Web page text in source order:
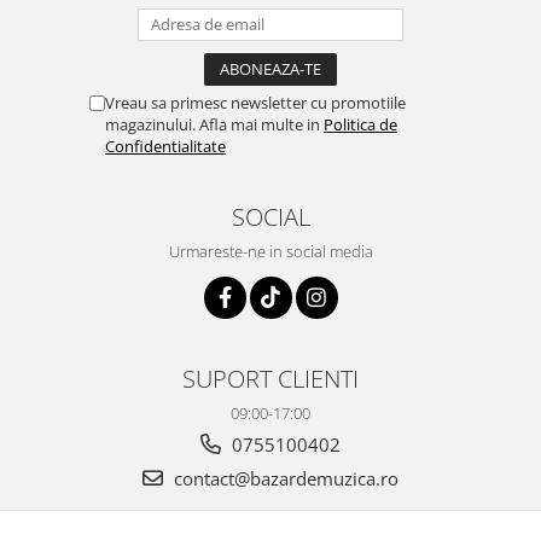
Vreau sa primesc newsletter cu promotiile
magazinului. Afla mai multe in Politica de
Confidentialitate
SOCIAL
Urmareste-ne in social media
SUPORT CLIENTI
09:00-17:00
0755100402
contact@bazardemuzica.ro